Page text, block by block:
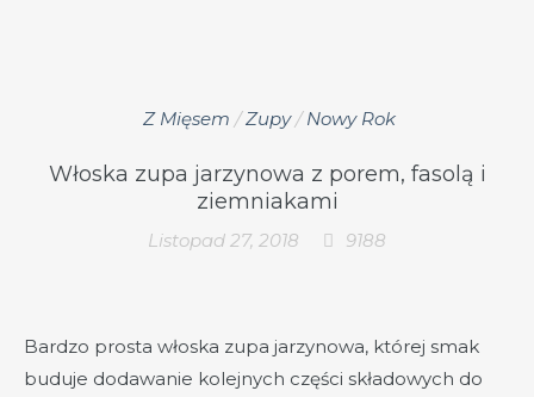
Z Mięsem /Zupy/Nowy Rok
Włoska zupa jarzynowa z porem, fasolą i
ziemniakami
Listopad 27, 2018 9188
Bardzo prosta włoska zupa jarzynowa, której smak
buduje dodawanie kolejnych części składowych do